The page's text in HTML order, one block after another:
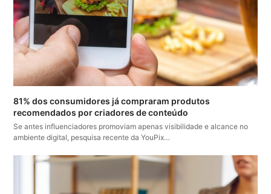
81% dos consumidores já compraram produtos
recomendados por criadores de conteúdo
Se antes influenciadores promoviam apenas visibilidade e alcance no
ambiente digital, pesquisa recente da YouPix…